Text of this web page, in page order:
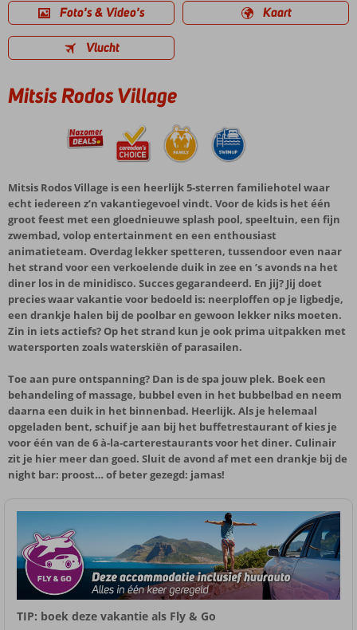
Foto's & Video's Kaart
Vlucht
Mitsis Rodos Village
Mitsis Rodos Village is een heerlijk 5-sterren familiehotel waar
echt iedereen z’n vakantiegevoel vindt. Voor de kids is het één
groot feest met een gloednieuwe splash pool, speeltuin, een fijn
zwembad, volop entertainment en een enthousiast
animatieteam. Overdag lekker spetteren, tussendoor even naar
het strand voor een verkoelende duik in zee en ’s avonds na het
diner los in de minidisco. Succes gegarandeerd. En jij? Jij doet
precies waar vakantie voor bedoeld is: neerploffen op je ligbedje,
een drankje halen bij de poolbar en gewoon lekker niks moeten.
Zin in iets actiefs? Op het strand kun je ook prima uitpakken met
watersporten zoals waterskiën of parasailen.
Toe aan pure ontspanning? Dan is de spa jouw plek. Boek een
behandeling of massage, bubbel even in het bubbelbad en neem
daarna een duik in het binnenbad. Heerlijk. Als je helemaal
opgeladen bent, schuif je aan bij het buffetrestaurant of kies je
voor één van de 6 à-la-carterestaurants voor het diner. Culinair
zit je hier meer dan goed. Sluit de avond af met een drankje bij de
night bar: proost… of beter gezegd: jamas!
TIP: boek deze vakantie als Fly & Go